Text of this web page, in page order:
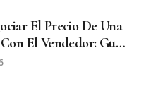
El Precio De Una
El Vendedor: Guía
Compradores En